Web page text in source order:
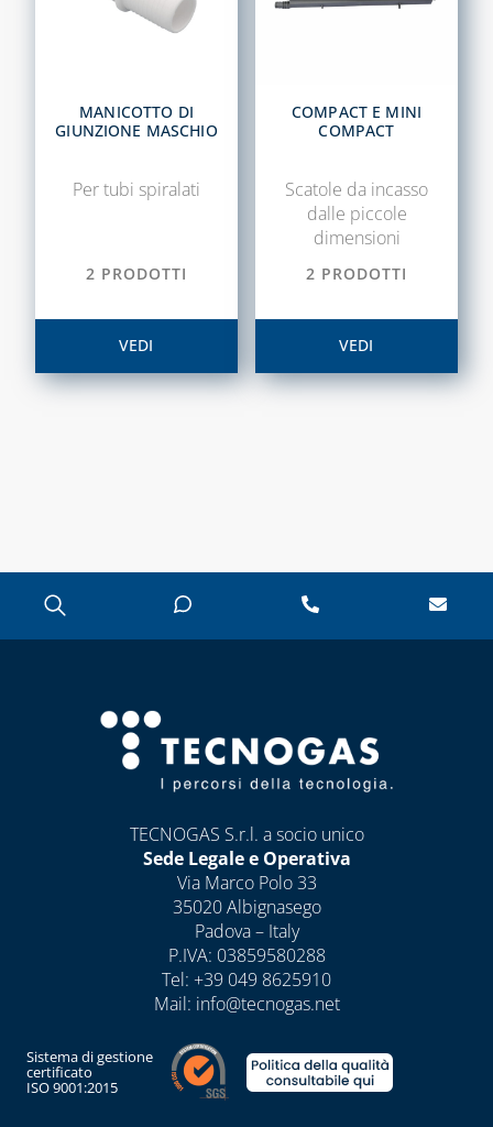
CASSETTE E
CASSETTE PER
DI GAS E ACQUA
CAPITOLO 08
ANTIGELO,
DISINCROSTANTI
E DETERGENTI
GUAINE
SPIRALATE
CORRUGATE,
ESTENSIBILI E
LEGHE SALDANTI
POMPE SCALDA
MASSETTI
ACCESSORI PER
SIGILLATURA
TUBI E
GUARNIZIONI IN
GOMMA
CAPITOLO 09
ACCESSORI PER
SERBATOI E
INTERCETTAZIONE
MANICOTTO DI
GIUNZIONE MASCHIO
Per tubi spiralati
2 PRODOTTI
VEDI
COMPACT E MINI
COMPACT
Scatole da incasso
dalle piccole
dimensioni
2 PRODOTTI
VEDI
TECNOGAS S.r.l. a socio unico
Sede Legale e Operativa
Via Marco Polo 33
35020 Albignasego
Padova – Italy
P.IVA: 03859580288
Tel: +39 049 8625910
Mail: info@tecnogas.net
Sistema di gestione
certificato
ISO 9001:2015